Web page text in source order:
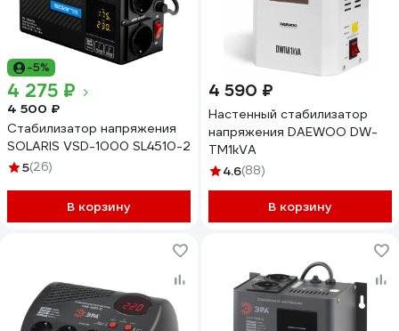
-5%
4 275 ₽
4 500 ₽
Стабилизатор напряжения
SOLARIS VSD-1000 SL4510-2
5(26)
В корзину
4 590 ₽
Настенный стабилизатор
напряжения DAEWOO DW-
TM1kVA
4.6(88)
В корзину